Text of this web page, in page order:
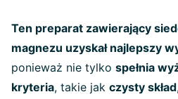
Ten preparat zawierający
magnezu uzyskał najlepszy
ponieważ nie tylko spełnia
kryteria, takie jak czysty skład